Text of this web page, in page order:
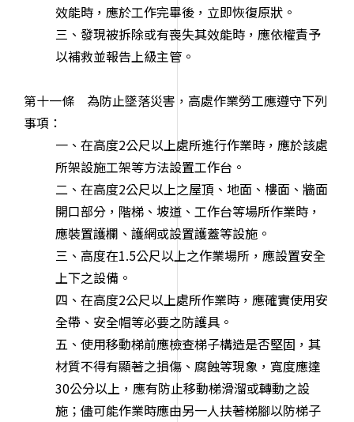
效能時，應於工作完畢後，立即恢復原狀。
三、發現被拆除或有喪失其效能時，應依權責予
以補救並報告上級主管。
第十一條 為防止墜落災害，高處作業勞工應遵守下列
事項：
一、在高度2公尺以上處所進行作業時，應於該處
所架設施工架等方法設置工作台。
二、在高度2公尺以上之屋頂、地面、樓面、牆面
開口部分，階梯、坡道、工作台等場所作業時，
應裝置護欄、護網或設置護蓋等設施。
三、高度在1.5公尺以上之作業場所，應設置安全
上下之設備。
四、在高度2公尺以上處所作業時，應確實使用安
全帶、安全帽等必要之防護具。
五、使用移動梯前應檢查梯子構造是否堅固，其
材質不得有顯著之損傷、腐蝕等現象，寬度應達
30公分以上，應有防止移動梯滑溜或轉動之設
施；儘可能作業時應由另一人扶著梯腳以防梯子